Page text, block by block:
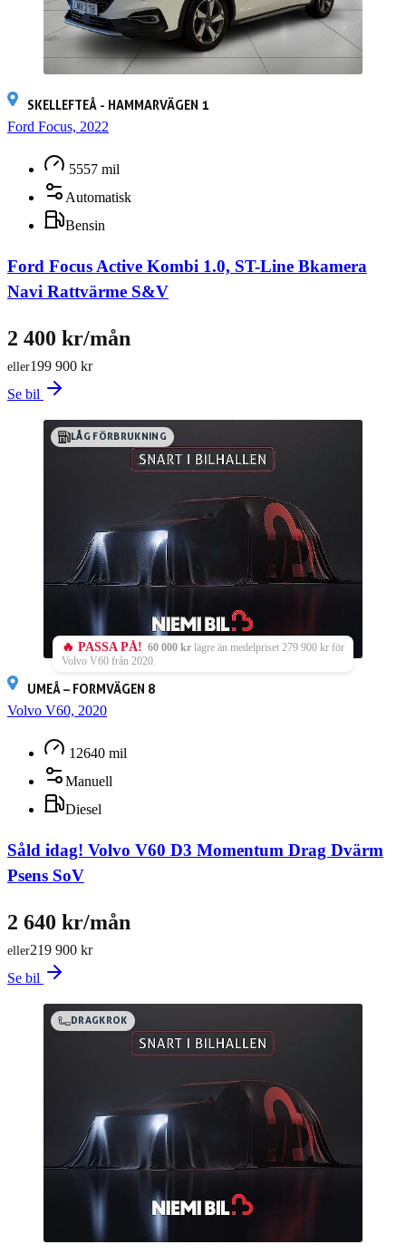
SKELLEFTEÅ - HAMMARVÄGEN 1
Ford Focus, 2022
5557 mil
Automatisk
Bensin
Ford Focus Active Kombi 1.0, ST-Line Bkamera
Navi Rattvärme S&V
199 900 kr
eller
2 400 kr/mån
Se bil
LÅG FÖRBRUKNING
🔥 PASSA PÅ! 60 000 kr lägre än medelpriset 279 900 kr för
Volvo V60 från 2020.
UMEÅ – FORMVÄGEN 8
Volvo V60, 2020
12640 mil
Manuell
Diesel
Såld idag! Volvo V60 D3 Momentum Drag Dvärm
Psens SoV
219 900 kr
eller
2 640 kr/mån
Se bil
DRAGKROK